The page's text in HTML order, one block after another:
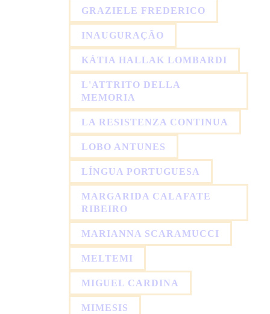
GRAZIELE FREDERICO
INAUGURAÇÃO
KÁTIA HALLAK LOMBARDI
L'ATTRITO DELLA
MEMORIA
LA RESISTENZA CONTINUA
LOBO ANTUNES
LÍNGUA PORTUGUESA
MARGARIDA CALAFATE
RIBEIRO
MARIANNA SCARAMUCCI
MELTEMI
MIGUEL CARDINA
MIMESIS